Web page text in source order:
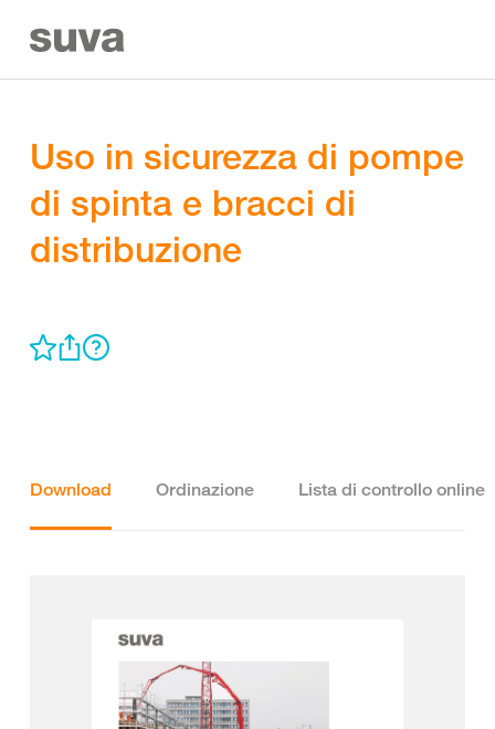
Uso in sicurezza di pompe
di spinta e bracci di
distribuzione
Download Ordinazione Lista di controllo online